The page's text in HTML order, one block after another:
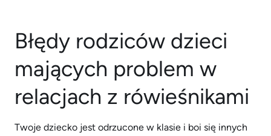
Błędy rodziców dzieci
mających problem w
relacjach z rówieśnikami
Twoje dziecko jest odrzucone w klasie i boi się innych